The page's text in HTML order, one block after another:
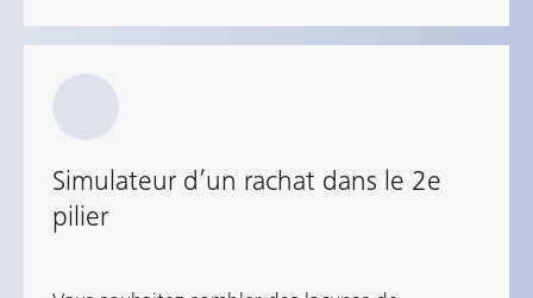
Simulateur d’un rachat dans le 2e
pilier